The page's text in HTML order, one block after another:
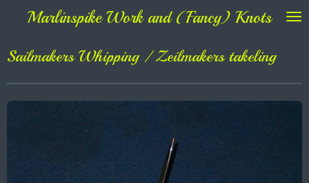
de
hoofdinhoud
Marlinspike Work and (Fancy) Knots
Sailmakers Whipping / Zeilmakers takeling